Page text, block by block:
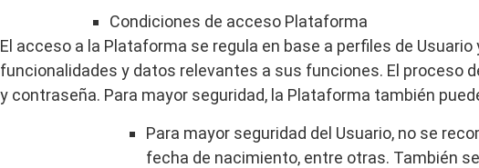
Condiciones de acceso Plataforma
El acceso a la Plataforma se regula en base a perfiles de
funcionalidades y datos relevantes a sus funciones. El proceso
y contraseña. Para mayor seguridad, la Plataforma también
Para mayor seguridad del Usuario, no se
fecha de nacimiento, entre otras. También